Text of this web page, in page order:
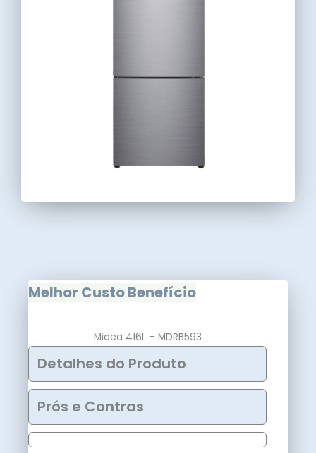
Melhor Custo Benefício
Midea 416L – MDRB593
Detalhes do Produto
Prós e Contras